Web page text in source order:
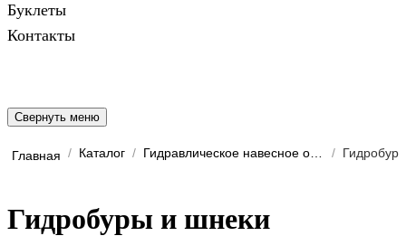
Буклеты
Контакты
Свернуть меню
Главная / Каталог / Гидравлическое навесное обо... /
Гидробуры и шнеки